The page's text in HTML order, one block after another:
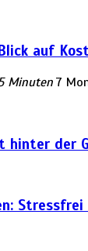
auf
Minuten 7
hinter der